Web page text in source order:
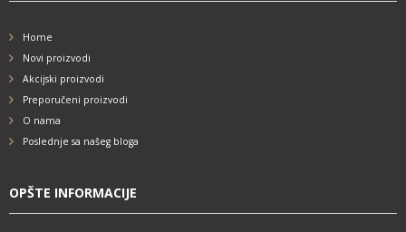
Home
Novi proizvodi
Akcijski proizvodi
Preporučeni proizvodi
O nama
Poslednje sa našeg bloga
OPŠTE INFORMACIJE